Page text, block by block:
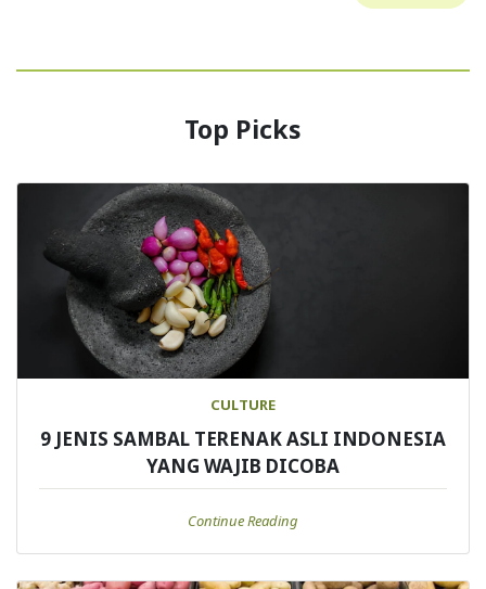
Top Picks
CULTURE
9 JENIS SAMBAL TERENAK ASLI INDONESIA
YANG WAJIB DICOBA
Continue Reading